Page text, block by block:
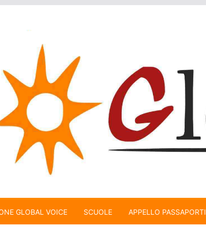
GLOBAL VOICE SCUOLE APPELLO PASSAPORTI